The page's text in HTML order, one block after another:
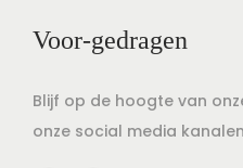
Voor-gedragen
Blijf op de hoogte van
onze social media kanalen